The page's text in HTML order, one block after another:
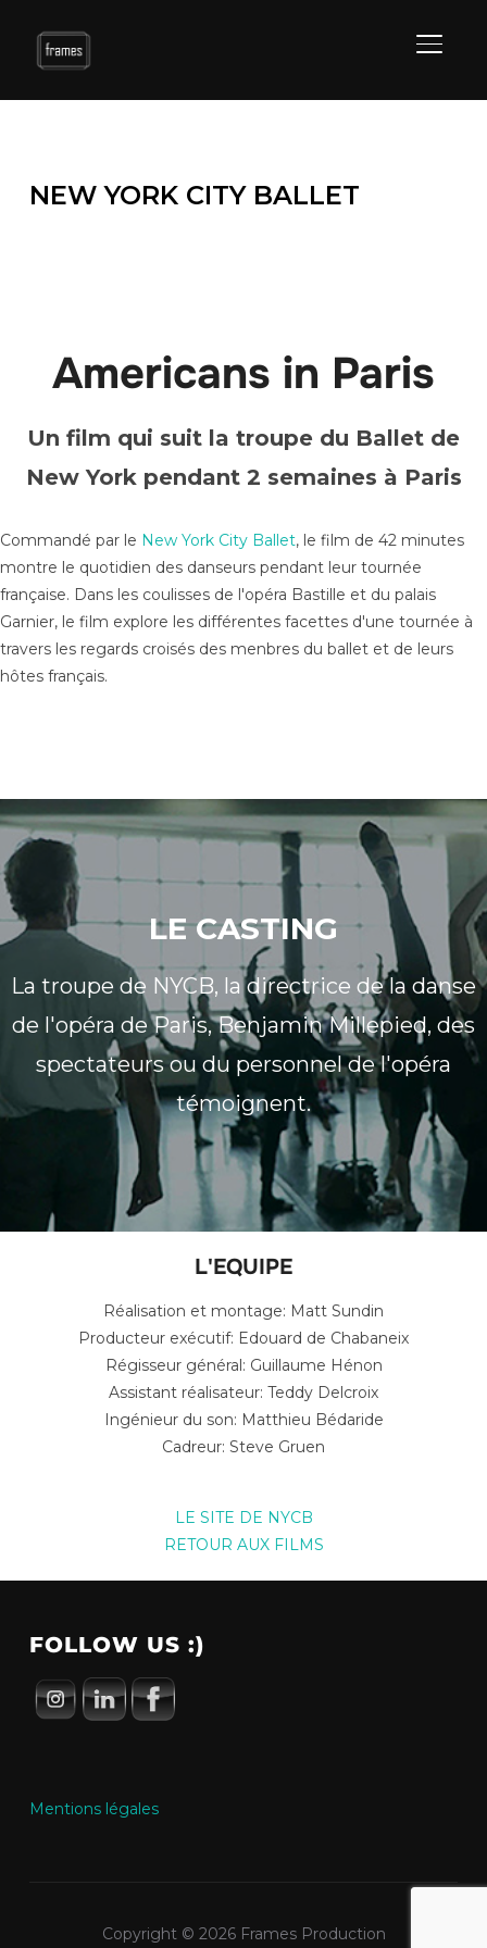
NEW YORK CITY BALLET
Americans in Paris
Un film qui suit la troupe du Ballet de
New York pendant 2 semaines à Paris
Commandé par le New York City Ballet, le film de 42 minutes
montre le quotidien des danseurs pendant leur tournée
française. Dans les coulisses de l'opéra Bastille et du palais
Garnier, le film explore les différentes facettes d'une tournée à
travers les regards croisés des menbres du ballet et de leurs
hôtes français.
LE CASTING
La troupe de NYCB, la directrice de la danse
de l'opéra de Paris, Benjamin Millepied, des
spectateurs ou du personnel de l'opéra
témoignent.
L'EQUIPE
Réalisation et montage: Matt Sundin
Producteur exécutif: Edouard de Chabaneix
Régisseur général: Guillaume Hénon
Assistant réalisateur: Teddy Delcroix
Ingénieur du son: Matthieu Bédaride
Cadreur: Steve Gruen
LE SITE DE NYCB
RETOUR AUX FILMS
FOLLOW US :)
Mentions légales
Copyright © 2026 Frames Production